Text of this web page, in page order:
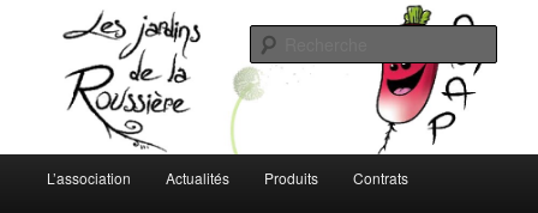
secondaireLes Jardins de la Roussière
L'AMAP de Montreuil-Juigné !
principal
L’association Actualités Produits Contrats